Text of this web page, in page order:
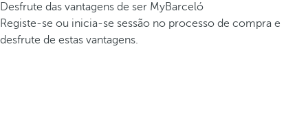
Desfrute das vantagens de ser MyBarceló
Registe-se ou inicia-se sessão no processo de compra e
desfrute de estas vantagens.